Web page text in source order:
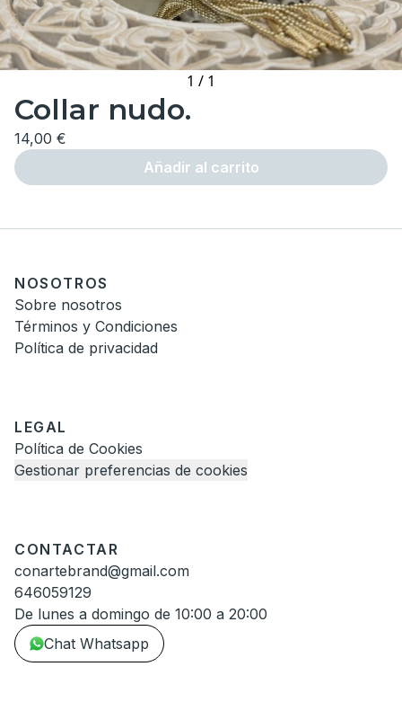
1 / 1
Collar nudo.
14,00 €
Añadir al carrito
NOSOTROS
Sobre nosotros
Términos y Condiciones
Política de privacidad
LEGAL
Política de Cookies
Gestionar preferencias de cookies
CONTACTAR
conartebrand@gmail.com
646059129
De lunes a domingo de 10:00 a 20:00
Chat Whatsapp